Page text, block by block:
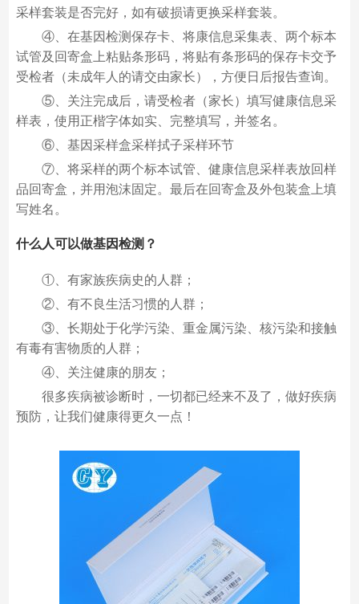
采样套装是否完好，如有破损请更换采样套装。
④、在基因检测保存卡、将康信息采集表、两个标本
试管及回寄盒上粘贴条形码，将贴有条形码的保存卡交予
受检者（未成年人的请交由家长），方便日后报告查询。
⑤、关注完成后，请受检者（家长）填写健康信息采
样表，使用正楷字体如实、完整填写，并签名。
⑥、基因采样盒采样拭子采样环节
⑦、将采样的两个标本试管、健康信息采样表放回样
品回寄盒，并用泡沫固定。最后在回寄盒及外包装盒上填
写姓名。
什么人可以做基因检测？
①、有家族疾病史的人群；
②、有不良生活习惯的人群；
③、长期处于化学污染、重金属污染、核污染和接触
有毒有害物质的人群；
④、关注健康的朋友；
很多疾病被诊断时，一切都已经来不及了，做好疾病
预防，让我们健康得更久一点！